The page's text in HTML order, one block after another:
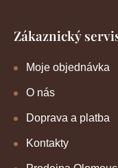
Zákaznický
Moje objednávka
O nás
Doprava a platba
Kontakty